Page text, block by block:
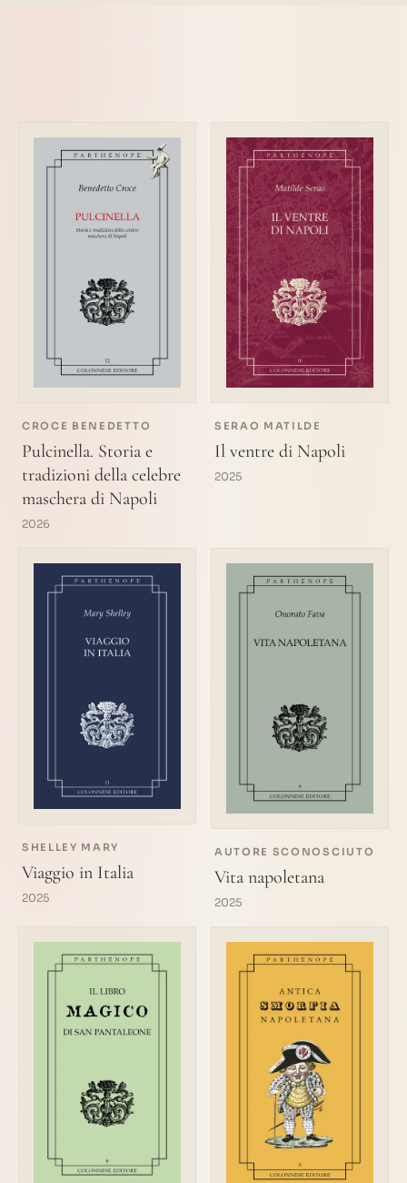
CROCE BENEDETTO
Pulcinella. Storia e
tradizioni della celebre
maschera di Napoli
2026
SERAO MATILDE
Il ventre di Napoli
2025
SHELLEY MARY
Viaggio in Italia
2025
AUTORE SCONOSCIUTO
Vita napoletana
2025